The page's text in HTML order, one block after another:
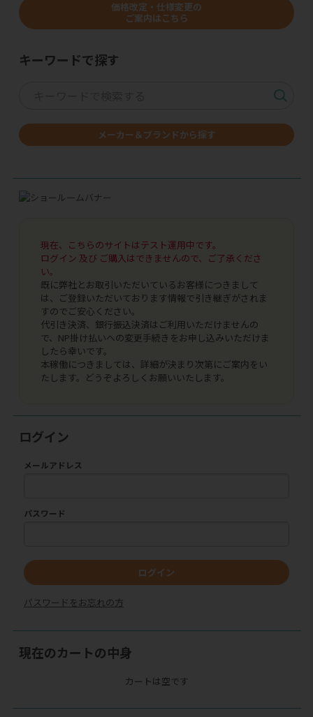
価格改定・仕様変更の
ご案内はこちら
キーワードで探す
メーカー＆ブランドから探す
現在、こちらのサイトはテスト運用中です。
ログイン 及び ご購入はできませんので、ご了承くださ
い。
既に弊社とお取引いただいているお客様につきまして
は、ご登録いただいております情報で引き継ぎがされま
すのでご安心ください。
代引き決済、銀行振込決済はご利用いただけませんの
で、NP掛け払いへの変更手続きをお申し込みいただけま
したら幸いです。
本稼働につきましては、詳細が決まり次第にご案内をい
たします。どうぞよろしくお願いいたします。
ログイン
メールアドレス
パスワード
ログイン
パスワードをお忘れの方
現在のカートの中身
カートは空です